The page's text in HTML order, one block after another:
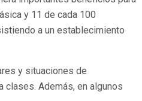
y 11 de cada 100
a un establecimiento
y situaciones de
Además, en algunos